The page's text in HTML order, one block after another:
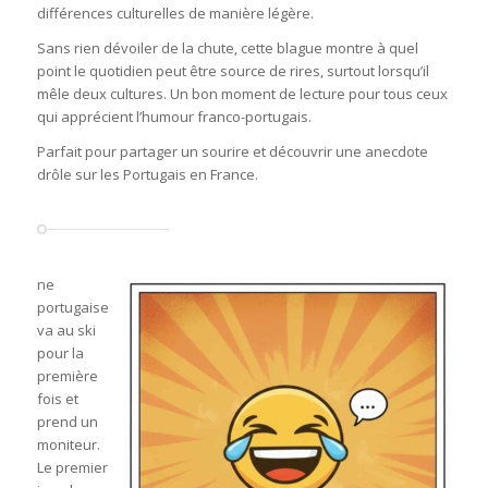
différences culturelles de manière légère.
Sans rien dévoiler de la chute, cette blague montre à quel
point le quotidien peut être source de rires, surtout lorsqu’il
mêle deux cultures. Un bon moment de lecture pour tous ceux
qui apprécient l’humour franco-portugais.
Parfait pour partager un sourire et découvrir une anecdote
drôle sur les Portugais en France.
ne
portugaise
va au ski
pour la
première
fois et
prend un
moniteur.
Le premier